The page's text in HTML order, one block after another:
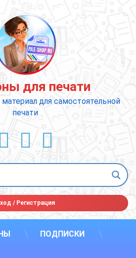
для печати
для самостоятельной
печати
ВКонтакте
YouTube
E-mail
/Регистрация
ПОДПИСКИ